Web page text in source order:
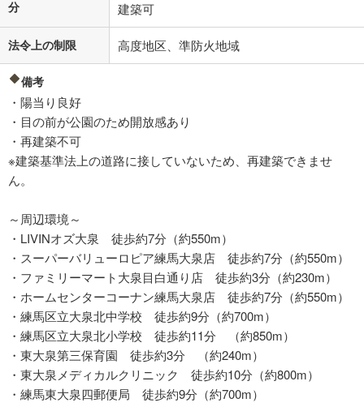
分 建築可
法令上の制限 高度地区、準防火地域
備考
・陽当り良好
・目の前が公園のため開放感あり
・再建築不可
※建築基準法上の道路に接していないため、再建築できませ
ん。
～周辺環境～
・LIVINオズ大泉 徒歩約7分（約550m）
・スーパーバリューロピア練馬大泉店 徒歩約7分（約550m）
・ファミリーマート大泉目白通り店 徒歩約3分（約230m）
・ホームセンターコーナン練馬大泉店 徒歩約7分（約550m）
・練馬区立大泉北中学校 徒歩約9分（約700m）
・練馬区立大泉北小学校 徒歩約11分 （約850m）
・東大泉第三保育園 徒歩約3分 （約240m）
・東大泉メディカルクリニック 徒歩約10分（約800m）
・練馬東大泉四郵便局 徒歩約9分（約700m）